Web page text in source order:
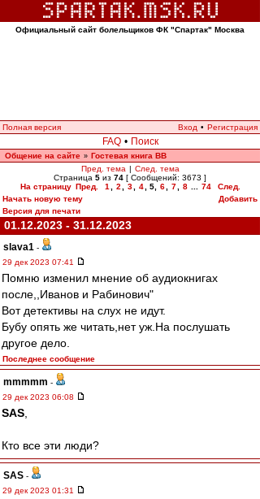
Официальный сайт болельщиков ФК "Спартак" Москва
Полная версия Вход • Регистрация
FAQ • Поиск
Общение на сайте » Гостевая книга ВВ
Пред. тема | След. тема
Страница 5 из 74 [ Сообщений: 3673 ]
На страницу Пред. 1 2 3 4 5, 6 7 8 74
След.
Начать новую тему
Добавить
Версия для печати
01.12.2023 - 31.12.2023
slava1 -
29 дек 2023 07:41
Помню изменил мнение об аудиокнигах
после,,Иванов и Рабинович"
Вот детективы на слух не идут.
Бубу опять же читать,нет уж.На послушать
другое дело.
Последнее сообщение
mmmmm -
29 дек 2023 06:08
SAS
Кто все эти люди?
SAS -
29 дек 2023 01:31